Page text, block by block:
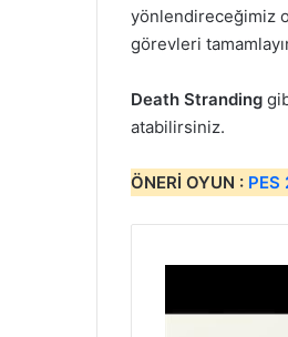
yönlendireceğimiz
görevleri
Death Stranding
atabilirsiniz.
ÖNERİ OYUN : PES